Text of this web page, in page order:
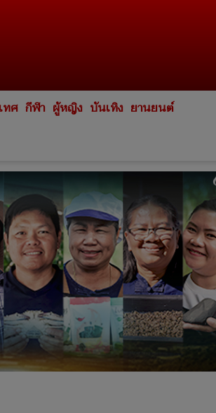
ทศ กีฬา ผู้หญิง บันเทิง ยานยนต์